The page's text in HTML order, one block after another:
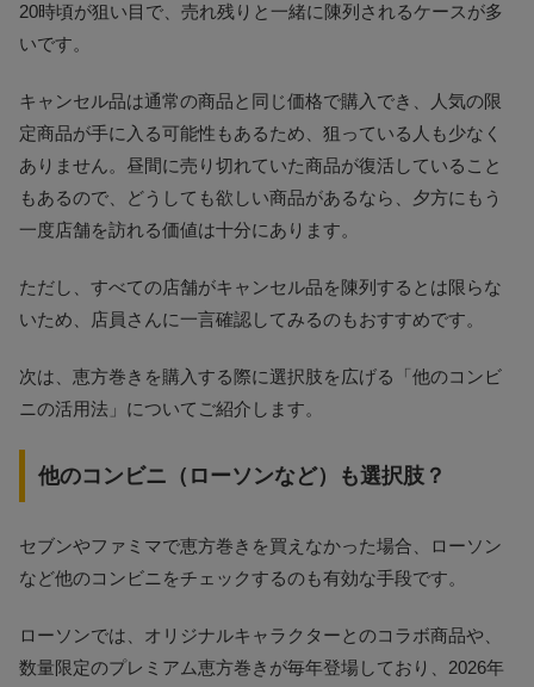
20時頃が狙い目で、売れ残りと一緒に陳列されるケースが多
いです。
キャンセル品は通常の商品と同じ価格で購入でき、人気の限
定商品が手に入る可能性もあるため、狙っている人も少なく
ありません。昼間に売り切れていた商品が復活していること
もあるので、どうしても欲しい商品があるなら、夕方にもう
一度店舗を訪れる価値は十分にあります。
ただし、すべての店舗がキャンセル品を陳列するとは限らな
いため、店員さんに一言確認してみるのもおすすめです。
次は、恵方巻きを購入する際に選択肢を広げる「他のコンビ
ニの活用法」についてご紹介します。
他のコンビニ（ローソンなど）も選択肢？
セブンやファミマで恵方巻きを買えなかった場合、ローソン
など他のコンビニをチェックするのも有効な手段です。
ローソンでは、オリジナルキャラクターとのコラボ商品や、
数量限定のプレミアム恵方巻きが毎年登場しており、2026年